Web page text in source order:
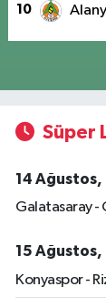
10
Süper
14 Ağustos,
Galatasaray -
15
Konyaspor -